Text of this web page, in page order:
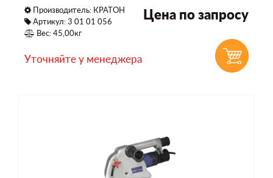
Производитель: КРАТОН
Артикул: 3 01 01 056
Вес: 45,00кг
Цена по запросу
Уточняйте у менеджера